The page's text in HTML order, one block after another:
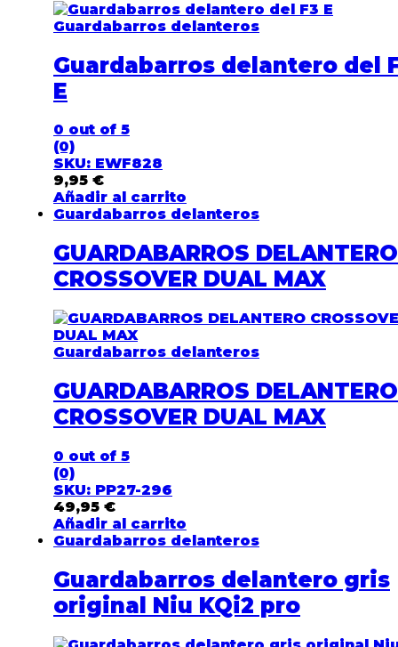
Guardabarros delanteros
Guardabarros delantero del
E
0 out of 5
(0)
SKU: EWF828
9,95 €
Añadir al carrito
Guardabarros delanteros
GUARDABARROS DELANTERO
CROSSOVER DUAL MAX
Guardabarros delanteros
GUARDABARROS DELANTERO
CROSSOVER DUAL MAX
0 out of 5
(0)
SKU: PP27-296
49,95 €
Añadir al carrito
Guardabarros delanteros
Guardabarros delantero gris
original Niu KQi2 pro